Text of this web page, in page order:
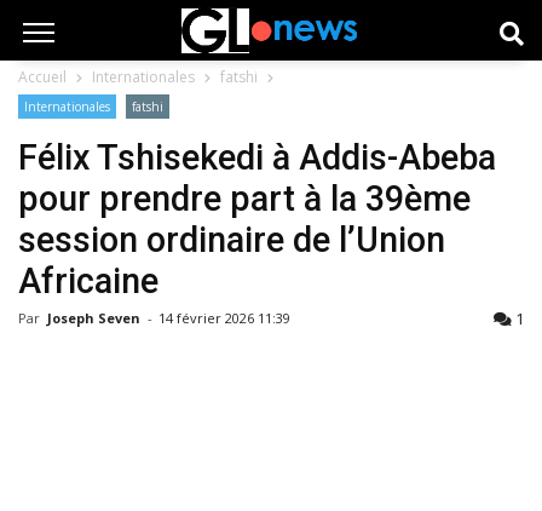
Accueil Internationales fatshi
Internationales fatshi
Félix Tshisekedi à Addis-Abeba
pour prendre part à la 39ème
session ordinaire de l’Union
Africaine
Par Joseph Seven - 14 février 2026 11:39 1